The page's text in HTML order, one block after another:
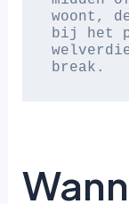
woont,
bij het
break.